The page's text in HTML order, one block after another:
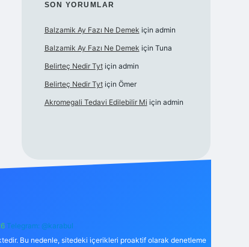
SON YORUMLAR
Balzamik Ay Fazı Ne Demek için admin
Balzamik Ay Fazı Ne Demek için Tuna
Belirteç Nedir Tytiçin admin
Belirteç Nedir Tytiçin Ömer
Akromegali Tedavi Edilebilir Mi için admin
Telegram: @karabul
Bu nedenle, sitedeki içerikleri proaktif olarak denetleme